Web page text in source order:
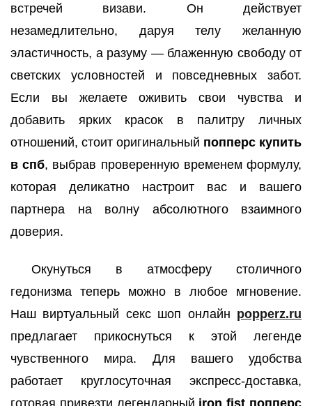
встречей визави. Он действует
незамедлительно, даруя телу желанную
эластичность, а разуму — блаженную свободу от
светских условностей и повседневных забот.
Если вы желаете оживить свои чувства и
добавить ярких красок в палитру личных
отношений, стоит оригинальный попперс купить
в спб, выбрав проверенную временем формулу,
которая деликатно настроит вас и вашего
партнера на волну абсолютного взаимного
доверия.
Окунуться в атмосферу столичного
гедонизма теперь можно в любое мгновение.
Наш виртуальный секс шоп онлайн popperz.ru
предлагает прикоснуться к этой легенде
чувственного мира. Для вашего удобства
работает круглосуточная экспресс-доставка,
готовая привезти легендарный iron fist попперс